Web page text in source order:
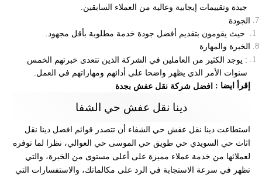
جيدة وتقييمات إيجابية وعالية من العملاء السابقين.
الجودة
حيث يقومون بتقديم أفضل جودة خدمة مطلوبة بأقل مجهود.
الخبرة والمهارة
: يوجد الكثير من العاملين في الشركة الذين تتعدى خبرتهم الخمس
سنوات الأمر الذي يظهر واضحا على أدائهم ومهاراتهم في العمل.
إقرأ ايضا : افضل شركة نقل عفش بجدة
دينا نقل عفش حي الشفا
استطاعت دينا نقل عفش حي الشفاء أن تتصدر قوائم افضل دينا نقل
اثاث حي السويدي حي طويق حي الموسى حي العوالي، نظرا لما توفره
لعملائها من خدمة عملاء مميزة على أعلى مستوى من الخبرة، والتي
تظهر في سرعة الاستجابة في الرد على مكالماتك، والاستفسارات التي